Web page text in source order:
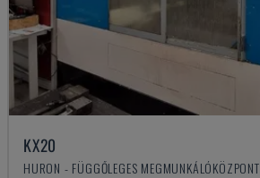
KX20
HURON - FÜGGŐLEGES MEGMUNKÁLÓKÖZPONT